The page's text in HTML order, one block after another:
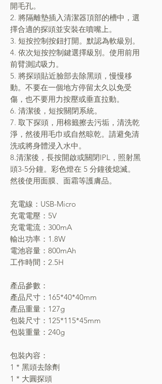
開毛孔。
2. 將隔離墊插入清潔器頂部的槽中，選
擇合適的探頭並安裝在噴嘴上。
3. 短按控制按鈕打開。默認為軟級別。
4. 依次短按控制鍵選擇級別。使用前用
前臂測試吸力。
5. 將探頭貼近臉部去除黑頭，慢慢移
動。不要在一個地方停留太久以免受
傷，也不要用力按壓或垂直拉動。
6. 清潔後，短按關閉系統。
7. 取下探頭，用棉籤擦去污垢，清洗乾
淨，然後用毛巾或自然晾乾。請避免清
洗或將身體浸入水中。
8.清潔後，長按開啟或關閉IPL，照射黑
頭3-5分鐘。彩色燈在 5 分鐘後熄滅。
然後使用面膜、面霜等護膚品。
充電線：USB-Micro
充電電壓：5V
充電電流：300mA
輸出功率：1.8W
電池容量：800mAh
工作時間：2.5H
產品參數：
產品尺寸：165*40*40mm
產品重量：127g
包裝尺寸：125*115*45mm
包裝重量：240g
包裝內容：
1 * 黑頭去除劑
1 * 大圓探頭